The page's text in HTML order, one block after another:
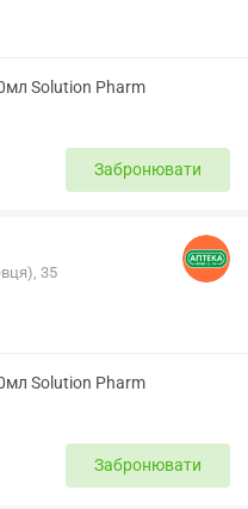
Solution Pharm
Забронювати
35
Solution Pharm
Забронювати